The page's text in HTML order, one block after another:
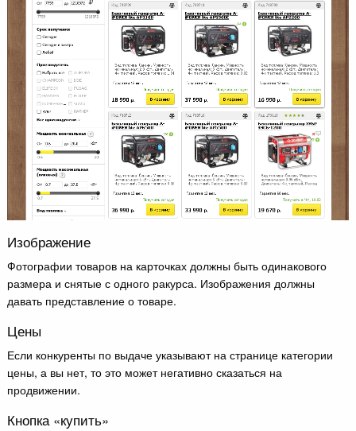
Изображение
Фотографии товаров на карточках должны быть одинакового
размера и снятые с одного ракурса. Изображения должны
давать представление о товаре.
Цены
Если конкуренты по выдаче указывают на странице категории
цены, а вы нет, то это может негативно сказаться на
продвижении.
Кнопка «купить»